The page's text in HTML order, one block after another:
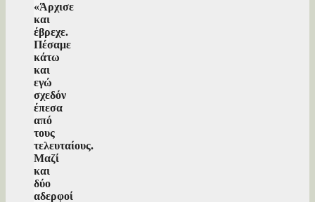
«Άρχισε
και
έβρεχε.
Πέσαμε
κάτω
και
εγώ
σχεδόν
έπεσα
από
τους
τελευταίους.
Μαζί
και
δύο
αδερφοί